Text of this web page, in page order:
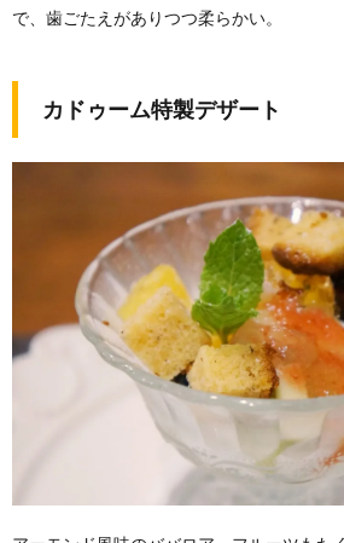
で、歯ごたえがありつつ柔らかい。
カドゥーム特製デザート